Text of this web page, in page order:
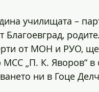
училищата –
Благоевград,
от МОН и РУО,
„П. К. Яворов“ в
ни в Гоце